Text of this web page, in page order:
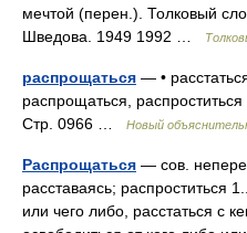
мечтой (перен.). Толковый
Шведова. 1949 1992 …
распрощаться — •
распрощаться,
Стр. 0966 …
Новый
Распрощаться — сов.
расставаясь; распроститься
или чего либо, расстаться с